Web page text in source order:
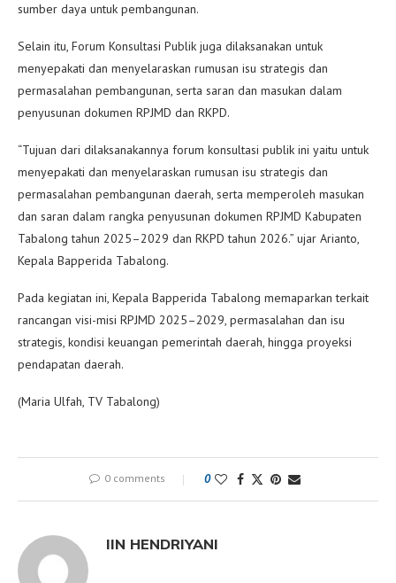
sumber daya untuk pembangunan.
Selain itu, Forum Konsultasi Publik juga dilaksanakan untuk
menyepakati dan menyelaraskan rumusan isu strategis dan
permasalahan pembangunan, serta saran dan masukan dalam
penyusunan dokumen RPJMD dan RKPD.
“Tujuan dari dilaksanakannya forum konsultasi publik ini yaitu untuk
menyepakati dan menyelaraskan rumusan isu strategis dan
permasalahan pembangunan daerah, serta memperoleh masukan
dan saran dalam rangka penyusunan dokumen RPJMD Kabupaten
Tabalong tahun 2025–2029 dan RKPD tahun 2026.” ujar Arianto,
Kepala Bapperida Tabalong.
Pada kegiatan ini, Kepala Bapperida Tabalong memaparkan terkait
rancangan visi-misi RPJMD 2025–2029, permasalahan dan isu
strategis, kondisi keuangan pemerintah daerah, hingga proyeksi
pendapatan daerah.
(Maria Ulfah, TV Tabalong)
0 comments 0
IIN HENDRIYANI